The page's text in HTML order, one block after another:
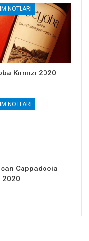
NOTLARI
Kırmızı 2020
NOTLARI
Cappadocia
2020